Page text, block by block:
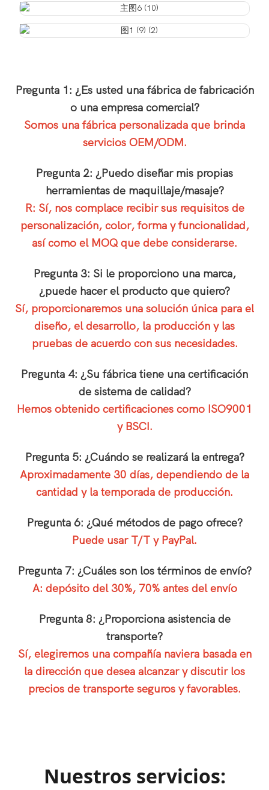
Pregunta 1: ¿Es usted una fábrica de fabricación
o una empresa comercial?
Somos una fábrica personalizada que brinda
servicios OEM/ODM.
Pregunta 2: ¿Puedo diseñar mis propias
herramientas de maquillaje/masaje?
R: Sí, nos complace recibir sus requisitos de
personalización, color, forma y funcionalidad,
así como el MOQ que debe considerarse.
Pregunta 3: Si le proporciono una marca,
¿puede hacer el producto que quiero?
Sí, proporcionaremos una solución única para el
diseño, el desarrollo, la producción y las
pruebas de acuerdo con sus necesidades.
Pregunta 4: ¿Su fábrica tiene una certificación
de sistema de calidad?
Hemos obtenido certificaciones como ISO9001
y BSCI.
Pregunta 5: ¿Cuándo se realizará la entrega?
Aproximadamente 30 días, dependiendo de la
cantidad y la temporada de producción.
Pregunta 6: ¿Qué métodos de pago ofrece?
Puede usar T/T y PayPal.
Pregunta 7: ¿Cuáles son los términos de envío?
A: depósito del 30%, 70% antes del envío
Pregunta 8: ¿Proporciona asistencia de
transporte?
Sí, elegiremos una compañía naviera basada en
la dirección que desea alcanzar y discutir los
precios de transporte seguros y favorables.
Nuestros servicios: